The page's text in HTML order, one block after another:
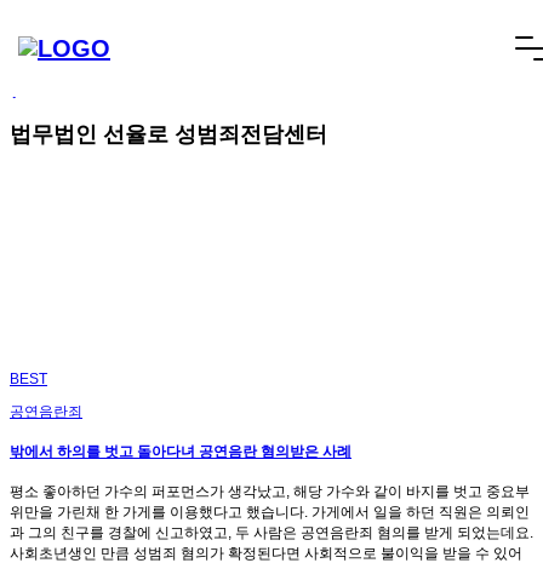
빠른상담 1670-6681
메
건
너
뛰
SCROLL DOWN
법무법인 선율로 성범죄전담센터
BEST
공연음란죄
밖에서 하의를 벗고 돌아다녀 공연음란 혐의받은 사례
평소 좋아하던 가수의 퍼포먼스가 생각났고, 해당 가수와 같이 바지를 벗고 중요부
위만을 가린채 한 가게를 이용했다고 했습니다. 가게에서 일을 하던 직원은 의뢰인
과 그의 친구를 경찰에 신고하였고, 두 사람은 공연음란죄 혐의를 받게 되었는데요.
사회초년생인 만큼 성범죄 혐의가 확정된다면 사회적으로 불이익을 받을 수 있어